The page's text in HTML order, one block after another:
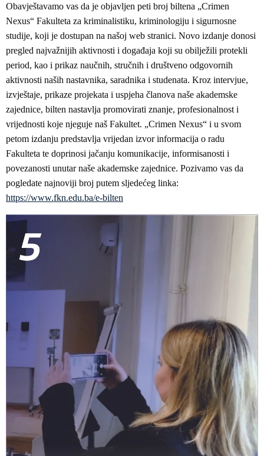
Obavještavamo vas da je objavljen peti broj biltena „Crimen
Nexus“ Fakulteta za kriminalistiku, kriminologiju i sigurnosne
studije, koji je dostupan na našoj web stranici. Novo izdanje donosi
pregled najvažnijih aktivnosti i događaja koji su obilježili protekli
period, kao i prikaz naučnih, stručnih i društveno odgovornih
aktivnosti naših nastavnika, saradnika i studenata. Kroz intervjue,
izvještaje, prikaze projekata i uspjeha članova naše akademske
zajednice, bilten nastavlja promovirati znanje, profesionalnost i
vrijednosti koje njeguje naš Fakultet. „Crimen Nexus“ i u svom
petom izdanju predstavlja vrijedan izvor informacija o radu
Fakulteta te doprinosi jačanju komunikacije, informisanosti i
povezanosti unutar naše akademske zajednice. Pozivamo vas da
pogledate najnoviji broj putem sljedećeg linka:
https://www.fkn.edu.ba/e-bilten